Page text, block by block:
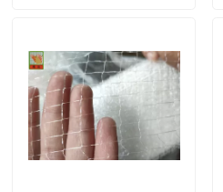
Rede plástica expulsa
rede da malha do jardim